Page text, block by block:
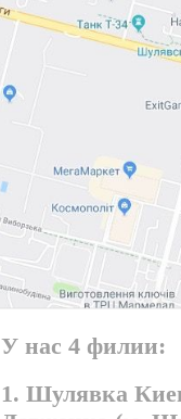
У нас 4 филии:
1. Шулявка